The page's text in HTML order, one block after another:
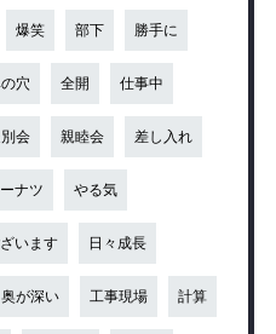
爆笑 部下 勝手に
穴 全開 仕事中
会 親睦会 差し入れ
ナツ やる気
います 日々成長
奥が深い 工事現場 計算